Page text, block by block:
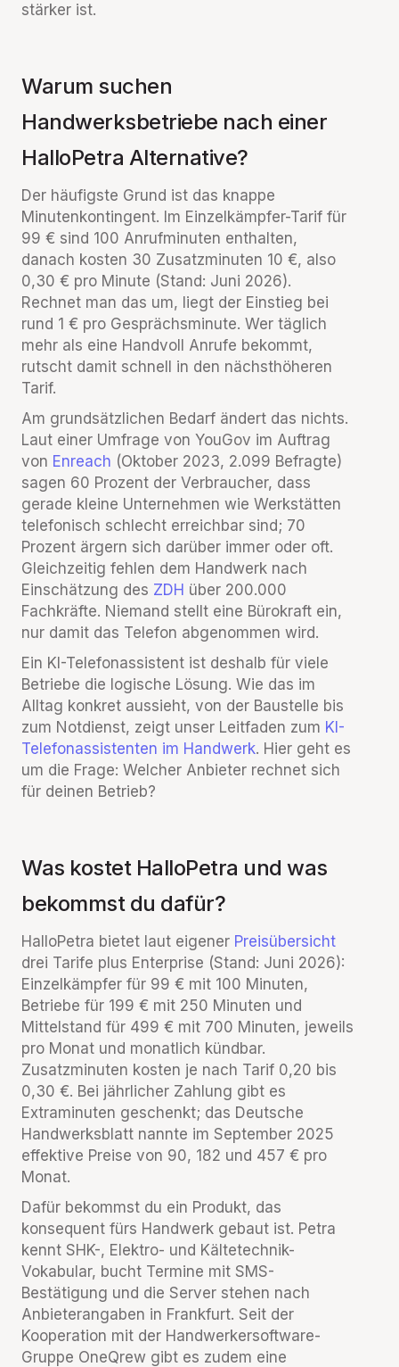
stärker ist.
Warum suchen
Handwerksbetriebe nach einer
HalloPetra Alternative?
Der häufigste Grund ist das knappe
Minutenkontingent. Im Einzelkämpfer-Tarif für
99 € sind 100 Anrufminuten enthalten,
danach kosten 30 Zusatzminuten 10 €, also
0,30 € pro Minute (Stand: Juni 2026).
Rechnet man das um, liegt der Einstieg bei
rund 1 € pro Gesprächsminute. Wer täglich
mehr als eine Handvoll Anrufe bekommt,
rutscht damit schnell in den nächsthöheren
Tarif.
Am grundsätzlichen Bedarf ändert das nichts.
Laut einer Umfrage von YouGov im Auftrag
von Enreach (Oktober 2023, 2.099 Befragte)
sagen 60 Prozent der Verbraucher, dass
gerade kleine Unternehmen wie Werkstätten
telefonisch schlecht erreichbar sind; 70
Prozent ärgern sich darüber immer oder oft.
Gleichzeitig fehlen dem Handwerk nach
Einschätzung des ZDH über 200.000
Fachkräfte. Niemand stellt eine Bürokraft ein,
nur damit das Telefon abgenommen wird.
Ein KI-Telefonassistent ist deshalb für viele
Betriebe die logische Lösung. Wie das im
Alltag konkret aussieht, von der Baustelle bis
zum Notdienst, zeigt unser Leitfaden zum KI-
Telefonassistenten im Handwerk. Hier geht es
um die Frage: Welcher Anbieter rechnet sich
für deinen Betrieb?
Was kostet HalloPetra und was
bekommst du dafür?
HalloPetra bietet laut eigener Preisübersicht
drei Tarife plus Enterprise (Stand: Juni 2026):
Einzelkämpfer für 99 € mit 100 Minuten,
Betriebe für 199 € mit 250 Minuten und
Mittelstand für 499 € mit 700 Minuten, jeweils
pro Monat und monatlich kündbar.
Zusatzminuten kosten je nach Tarif 0,20 bis
0,30 €. Bei jährlicher Zahlung gibt es
Extraminuten geschenkt; das Deutsche
Handwerksblatt nannte im September 2025
effektive Preise von 90, 182 und 457 € pro
Monat.
Dafür bekommst du ein Produkt, das
konsequent fürs Handwerk gebaut ist. Petra
kennt SHK-, Elektro- und Kältetechnik-
Vokabular, bucht Termine mit SMS-
Bestätigung und die Server stehen nach
Anbieterangaben in Frankfurt. Seit der
Kooperation mit der Handwerkersoftware-
Gruppe OneQrew gibt es zudem eine